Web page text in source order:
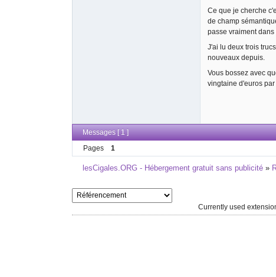
Ce que je cherche
de champ
passe vraiment
J'ai lu deux trois
nouveaux depuis.
Vous bossez avec
vingtaine d'euros
Messages [ 1 ]
Pages
1
lesCigales.ORG - Hébergement gratuit sans publicité »
Currently used